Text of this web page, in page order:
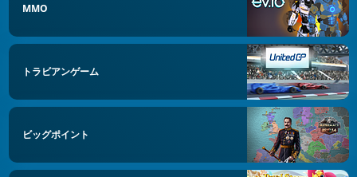
MMO
トラビアンゲーム
ビッグポイント